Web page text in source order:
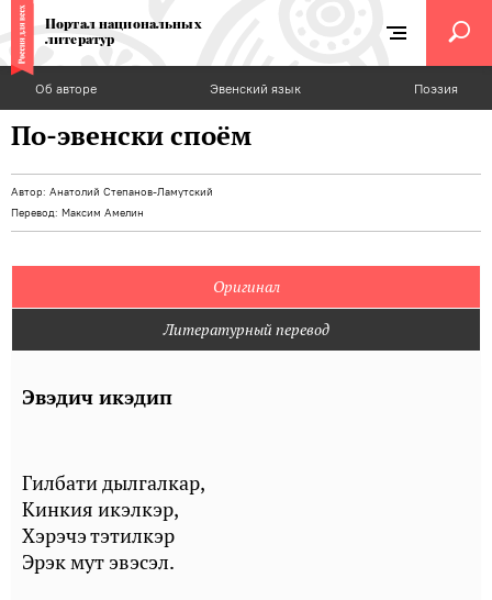
Портал национальных
литератур
Об авторе Эвенский язык Поэзия
По-эвенски споём
Автор: Анатолий Степанов-Ламутский
Перевод: Максим Амелин
Оригинал
Литературный перевод
Эвэдич икэдип
Гилбати дылгалкар,
Кинкия икэлкэр,
Хэрэчэ тэтилкэр
Эрэк мут эвэсэл.